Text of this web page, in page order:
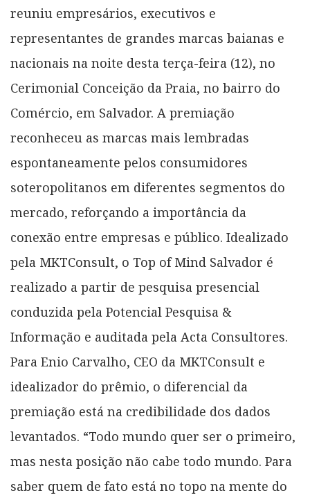
reuniu empresários, executivos e
representantes de grandes marcas baianas e
nacionais na noite desta terça-feira (12), no
Cerimonial Conceição da Praia, no bairro do
Comércio, em Salvador. A premiação
reconheceu as marcas mais lembradas
espontaneamente pelos consumidores
soteropolitanos em diferentes segmentos do
mercado, reforçando a importância da
conexão entre empresas e público. Idealizado
pela MKTConsult, o Top of Mind Salvador é
realizado a partir de pesquisa presencial
conduzida pela Potencial Pesquisa &
Informação e auditada pela Acta Consultores.
Para Enio Carvalho, CEO da MKTConsult e
idealizador do prêmio, o diferencial da
premiação está na credibilidade dos dados
levantados. “Todo mundo quer ser o primeiro,
mas nesta posição não cabe todo mundo. Para
saber quem de fato está no topo na mente do